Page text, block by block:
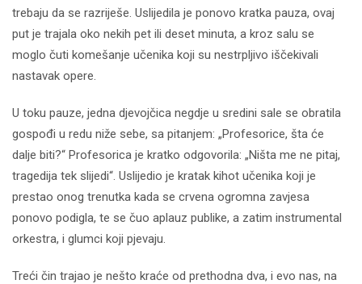
trebaju da se razriješe. Uslijedila je ponovo kratka pauza, ovaj
put je trajala oko nekih pet ili deset minuta, a kroz salu se
moglo čuti komešanje učenika koji su nestrpljivo iščekivali
nastavak opere.
U toku pauze, jedna djevojčica negdje u sredini sale se obratila
gospođi u redu niže sebe, sa pitanjem: „Profesorice, šta će
dalje biti?“ Profesorica je kratko odgovorila: „Ništa me ne pitaj,
tragedija tek slijedi“. Uslijedio je kratak kihot učenika koji je
prestao onog trenutka kada se crvena ogromna zavjesa
ponovo podigla, te se čuo aplauz publike, a zatim instrumental
orkestra, i glumci koji pjevaju.
Treći čin trajao je nešto kraće od prethodna dva, i evo nas, na